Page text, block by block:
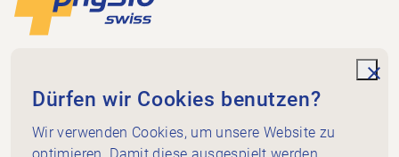
Dammweg 3
3013 Bern
+41 58 255 36 00
info@physioswiss.ch
Dürfen wir Cookies benutzen?
Wir verwenden Cookies, um unsere Website zu